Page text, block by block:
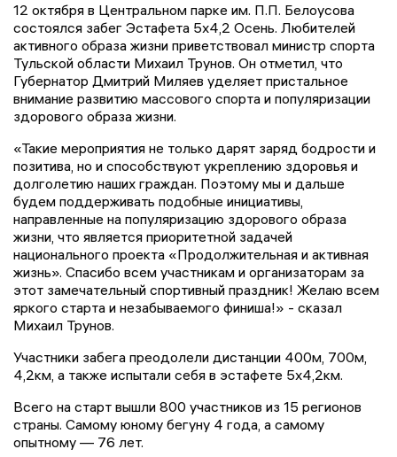
12 октября в Центральном парке им. П.П. Белоусова
состоялся забег Эстафета 5х4,2 Осень. Любителей
активного образа жизни приветствовал министр спорта
Тульской области Михаил Трунов. Он отметил, что
Губернатор Дмитрий Миляев уделяет пристальное
внимание развитию массового спорта и популяризации
здорового образа жизни.
«Такие мероприятия не только дарят заряд бодрости и
позитива, но и способствуют укреплению здоровья и
долголетию наших граждан. Поэтому мы и дальше
будем поддерживать подобные инициативы,
направленные на популяризацию здорового образа
жизни, что является приоритетной задачей
национального проекта «Продолжительная и активная
жизнь». Спасибо всем участникам и организаторам за
этот замечательный спортивный праздник! Желаю всем
яркого старта и незабываемого финиша!» - сказал
Михаил Трунов.
Участники забега преодолели дистанции 400м, 700м,
4,2км, а также испытали себя в эстафете 5х4,2км.
Всего на старт вышли 800 участников из 15 регионов
страны. Самому юному бегуну 4 года, а самому
опытному — 76 лет.